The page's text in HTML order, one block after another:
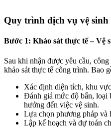
giriş
Escort Bayan
Quy trình dịch vụ vệ
Bước 1: Khảo sát thực tế – Vệ
Sau khi nhận được yêu cầu,
khảo sát thực tế công trình. Bao
Xác định diện tích, khu
Đánh giá mức độ bẩn, loại
hưởng đến việc vệ sinh.
Lựa chọn phương pháp và
Lập kế hoạch và dự toán